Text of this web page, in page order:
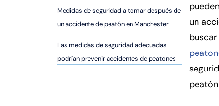
ur
y
C
Medidas de seguridad a tomar después de
un accidente de peatón en Manchester
Las medidas de seguridad adecuadas
podrían prevenir accidentes de peatones
un